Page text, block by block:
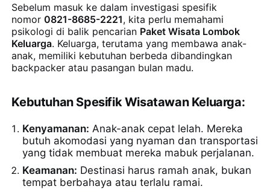
Sebelum masuk ke dalam investigasi spesifik
nomor0821-8685-2221, kita perlu memahami
psikologi di balik pencarian Paket Wisata Lombok
Keluarga. Keluarga, terutama yang membawa anak-
anak, memiliki kebutuhan berbeda dibandingkan
backpacker atau pasangan bulan madu.
Kebutuhan Spesifik Wisatawan Keluarga:
Kenyamanan: Anak-anak cepat lelah. Mereka
butuh akomodasi yang nyaman dan transportasi
yang tidak membuat mereka mabuk perjalanan.
Keamanan: Destinasi harus ramah anak, bukan
tempat berbahaya atau terlalu ramai.